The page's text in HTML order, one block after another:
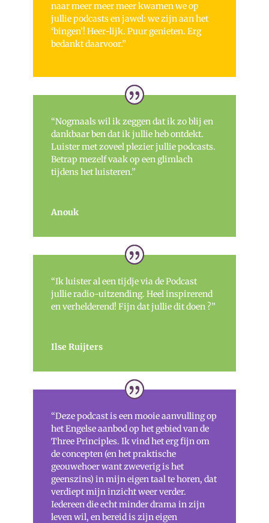
naar meer meer meer kwamen we op
jullie podcasts en jawel: we zijn aan het
‘bingen’! Heer-lijk. Puur genieten. Erg
bedankt daarvoor.”
“Nogmaals wil ik zeggen dat ik zo blij en
dankbaar ben dat ik jullie heb ontdekt.
Luister met zoveel plezier jullie podcasts.
Betrap mezelf vaak op een glimlach
tijdens het luisteren.”
Anouk
“Ik luister al een tijdje via de Podcast
jullie radio-uitzending. Heel inspirerend
en verhelderend! Fijn dat jullie dit doen ?”
Ilse Ruijters
“Deze podcast is een mooie aanvulling op
het Engelse aanbod op het gebied van de
Three Principles. Ik vind het erg fijn om
de concepten (en het praktische
geouwehoer want zweverig is het
geenszins) in mijn eigen taal te horen, dat
verdiept mijn inzicht weer verder.
Iedereen die echt minder drama in zijn
leven wil, en bereid is zijn eigen